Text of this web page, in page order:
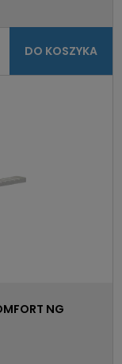
DO KOSZYKA
NG